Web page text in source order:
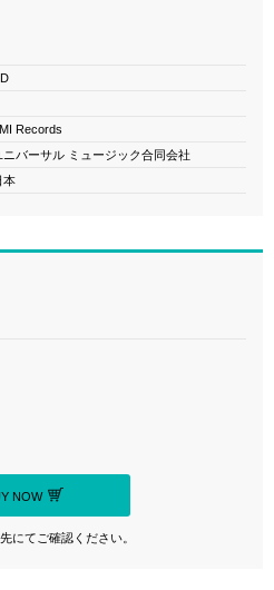
Records
ニバーサル ミュージック合同会社
本
NOW
にてご確認ください。